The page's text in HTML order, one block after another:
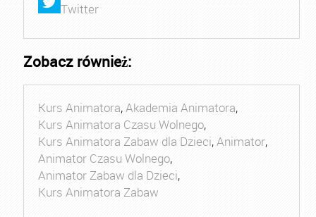
Twitter
Zobacz również:
Kurs Animatora,Akademia Animatora,
Kurs Animatora Czasu Wolnego,
Kurs Animatora Zabaw dla Dzieci,Animator,
Animator Czasu Wolnego,
Animator Zabaw dla Dzieci,
Kurs Animatora Zabaw